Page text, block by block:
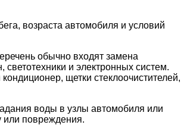
возраста автомобиля и условий
обычно входят замена
и электронных систем.
щетки стеклоочистителей,
воды в узлы автомобиля или
или повреждения.